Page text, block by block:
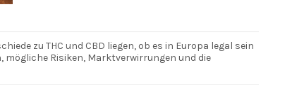
zu THC und CBD liegen, ob es in Europa legal sein
Risiken, Marktverwirrungen und die